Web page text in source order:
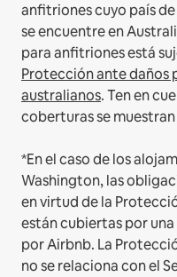
anfitriones cuyo país
se encuentre en
para anfitriones está
Protección ante daños
australianos. Ten en
coberturas se
*En el caso de los
Washington, las
en virtud de la
están cubiertas por
por Airbnb. La
no se relaciona con el